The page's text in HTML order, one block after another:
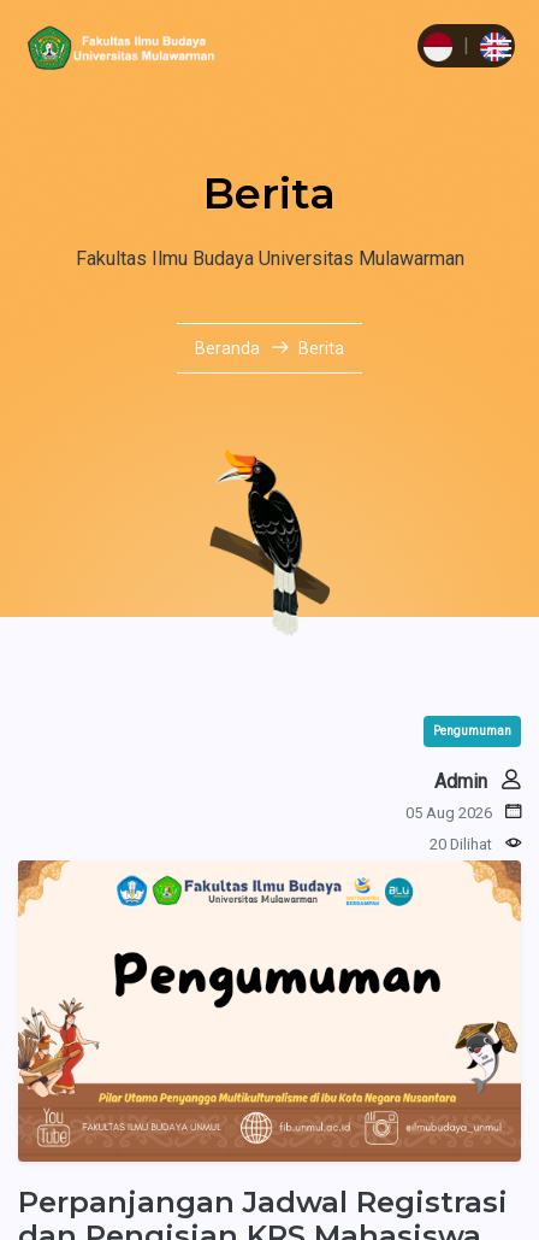
Berita
Fakultas Ilmu Budaya Universitas Mulawarman
Beranda Berita
Pengumuman
Admin
05 Aug 2026
20 Dilihat
Perpanjangan Jadwal Registrasi
|